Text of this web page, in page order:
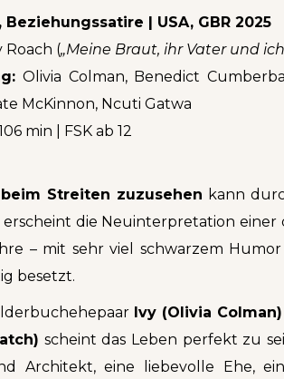
| USA, GBR 2025
Roach („Meine Braut, ihr Vater und
Olivia Colman, Benedict
McKinnon, Ncuti Gatwa
min | FSK ab 12
Streiten zuzusehen kann
erscheint die Neuinterpretation einer
– mit sehr viel schwarzem
besetzt.
Ivy (Olivia Colman)
scheint das Leben perfekt zu
Architekt, eine liebevolle Ehe,